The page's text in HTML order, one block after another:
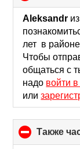
Aleksandr
лет в
Чтобы
общаться с
надо войти в
или
Также